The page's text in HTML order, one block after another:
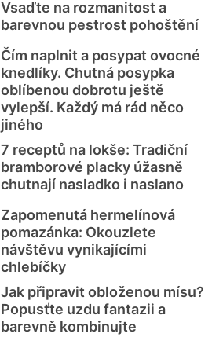
Vsaďte na rozmanitost a
barevnou pestrost pohoštění
Čím naplnit a posypat ovocné
knedlíky. Chutná posypka
oblíbenou dobrotu ještě
vylepší. Každý má rád něco
jiného
7 receptů na lokše: Tradiční
bramborové placky úžasně
chutnají nasladko i naslano
Zapomenutá hermelínová
pomazánka: Okouzlete
návštěvu vynikajícími
chlebíčky
Jak připravit obloženou mísu?
Popusťte uzdu fantazii a
barevně kombinujte